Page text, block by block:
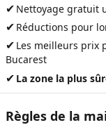
✔ Nettoyage gratuit
✔ Réductions pour
✔ Les meilleurs prix
Bucarest
✔ La zone la plus
Règles de la